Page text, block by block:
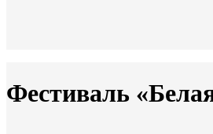
Фестиваль